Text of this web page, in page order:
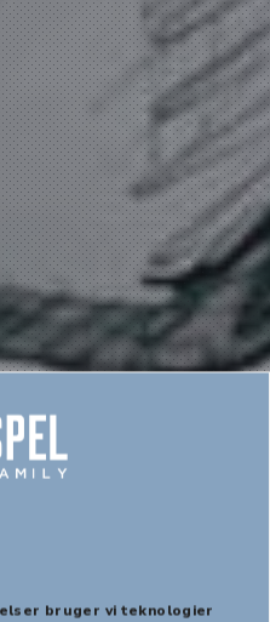
bruger vi teknologier
for
nye påske-